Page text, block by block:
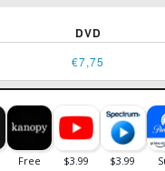
DVD
€7,75